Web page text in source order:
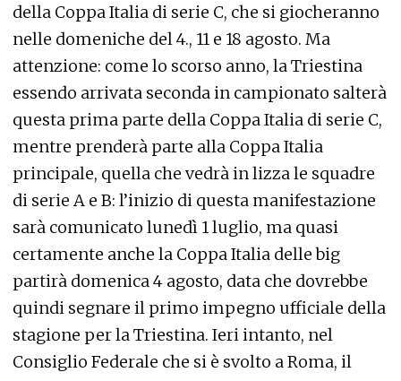
della Coppa Italia di serie C, che si giocheranno
nelle domeniche del 4., 11 e 18 agosto. Ma
attenzione: come lo scorso anno, la Triestina
essendo arrivata seconda in campionato salterà
questa prima parte della Coppa Italia di serie C,
mentre prenderà parte alla Coppa Italia
principale, quella che vedrà in lizza le squadre
di serie A e B: l’inizio di questa manifestazione
sarà comunicato lunedì 1 luglio, ma quasi
certamente anche la Coppa Italia delle big
partirà domenica 4 agosto, data che dovrebbe
quindi segnare il primo impegno ufficiale della
stagione per la Triestina. Ieri intanto, nel
Consiglio Federale che si è svolto a Roma, il